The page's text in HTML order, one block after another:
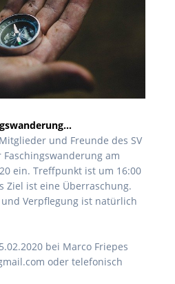
und Freunde des SV
am
ein. Treffpunkt ist um 16:00
Ziel ist eine Überraschung.
Verpflegung ist natürlich
bei Marco Friepes
oder telefonisch